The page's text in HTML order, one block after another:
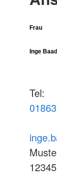
Frau
Inge
Tel: